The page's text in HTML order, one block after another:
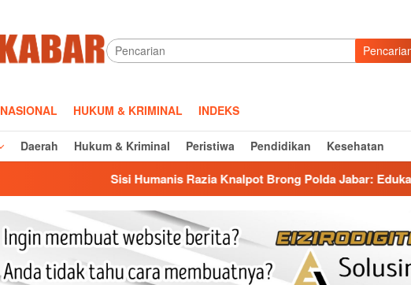
NASIONAL HUKUM & KRIMINAL INDEKS
Daerah Hukum & Kriminal Peristiwa Pendidikan Kesehatan
Sisi Humanis Razia Knalpot Brong Polda Jabar: Edukasi